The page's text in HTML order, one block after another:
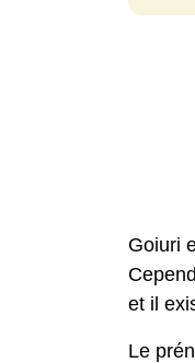
Goiuri
et il
Le